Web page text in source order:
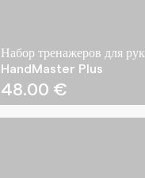
Набор тренажеров для рук
HandMaster Plus
48.00 €